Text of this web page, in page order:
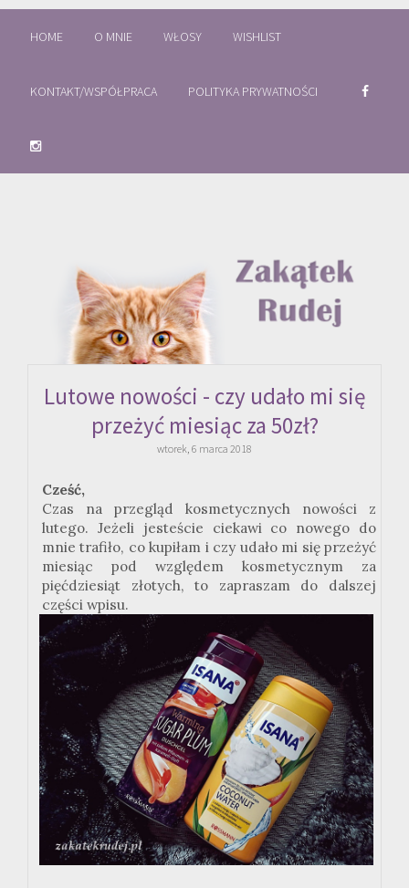
HOME O MNIE WŁOSY WISHLIST
KONTAKT/WSPÓŁPRACA POLITYKA PRYWATNOŚCI
Lutowe nowości - czy udało mi się
przeżyć miesiąc za 50zł?
wtorek, 6 marca 2018
Cześć,
Czas na przegląd kosmetycznych nowości z
lutego. Jeżeli jesteście ciekawi co nowego do
mnie trafiło, co kupiłam i czy udało mi się przeżyć
miesiąc pod względem kosmetycznym za
pięćdziesiąt złotych, to zapraszam do dalszej
części wpisu.